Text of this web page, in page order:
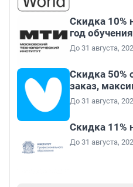
Скидка 10%
год обучения
До 31 августа,
Скидка 50%
заказ,
До 31 августа,
Скидка 11%
До 31 августа,